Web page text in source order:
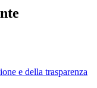
e della trasparenza